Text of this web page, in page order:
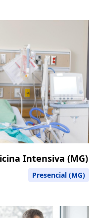
Intensiva (MG)
Presencial (MG)